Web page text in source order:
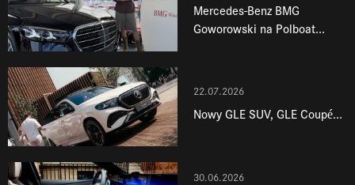
Mercedes-Benz BMG
Goworowski na Polboat...
22.07.2026
Nowy GLE SUV, GLE Coupé...
30.06.2026